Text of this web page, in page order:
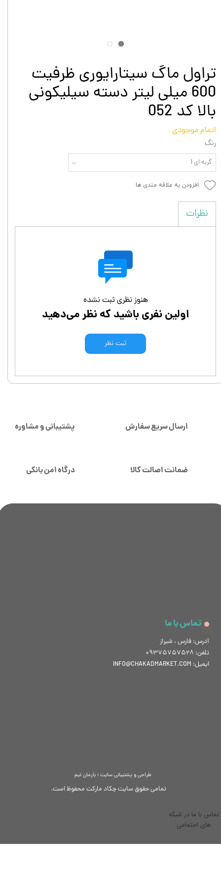
تراول ماگ سیتارایوری ظرفیت
600 میلی لیتر دسته سیلیکونی
بالا کد 052
اتمام موجودی
رنگ
گربه ای 1
افزودن به علاقه مندی ها
نظرات
هنوز نظری ثبت نشده
اولین نفری باشید که نظر می‌دهید
ثبت نظر
تمامی حقوق سایت چکاد مارکت محفوظ است.
تماس با ما
آدرس: فارس ، شیراز
تلفن: 09375757528
ایمیل: INFO@CHAKADMARKET.COM
طراحی و پشتیبانی سایت : بارمان تیم
تماس با ما در شبکه
های اجتماعی
ارسال سریع سفارش
درگاه امن بانکی
پشتیبانی و مشاوره
ضمانت اصالت کالا